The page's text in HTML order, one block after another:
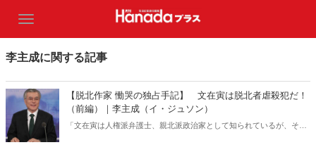
李主成に関する記事
【脱北作家 慟哭の独占手記】 文在寅は脱北者虐殺犯だ！
（前編）｜李主成（イ・ジュソン）
「文在寅は人権派弁護士、親北派政治家として知られているが、その